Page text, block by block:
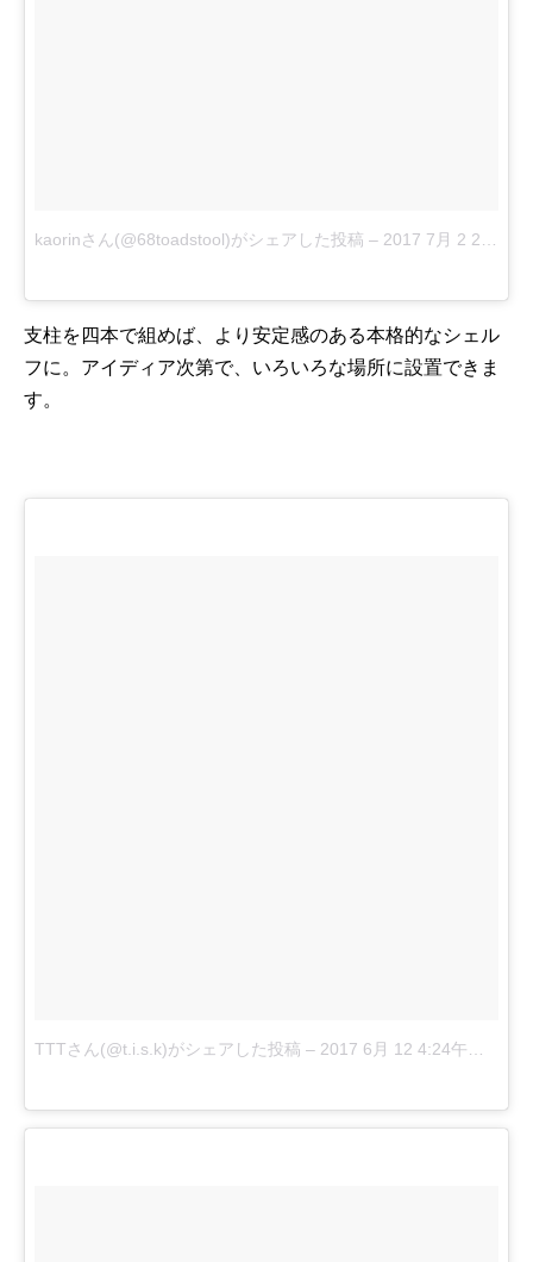
kaorinさん(@68toadstool)がシェアした投稿 – 2017 7月 2 2:11午前 PDT
支柱を四本で組めば、より安定感のある本格的なシェル
フに。アイディア次第で、いろいろな場所に設置できま
す。
TTTさん(@t.i.s.k)がシェアした投稿 – 2017 6月 12 4:24午前 PDT